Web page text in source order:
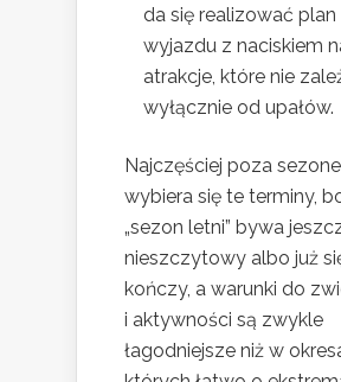
da się realizować plan
wyjazdu z naciskiem
atrakcje, które nie
wyłącznie od upałów.
Najczęściej poza
wybiera się te terminy,
„sezon letni” bywa
nieszczytowy albo już
kończy, a warunki do
i aktywności są zwykle
łagodniejsze niż w